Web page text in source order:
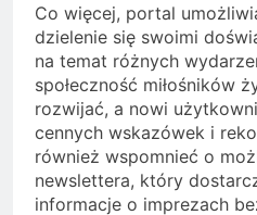
Co więcej, portal
dzielenie się swoimi
na temat różnych
społeczność miłośników
rozwijać, a nowi
cennych wskazówek i
również wspomnieć o
newslettera, który
informacje o imprezach